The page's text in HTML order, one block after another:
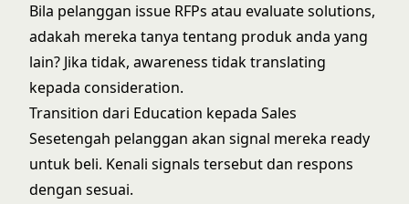
Bila pelanggan issue RFPs atau evaluate solutions,
adakah mereka tanya tentang produk anda yang
lain? Jika tidak, awareness tidak translating
kepada consideration.
Transition dari Education kepada Sales
Sesetengah pelanggan akan signal mereka ready
untuk beli. Kenali signals tersebut dan respons
dengan sesuai.